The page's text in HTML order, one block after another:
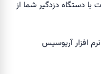
با دستگاه دزدگیر شما از
افزار آریوسیس